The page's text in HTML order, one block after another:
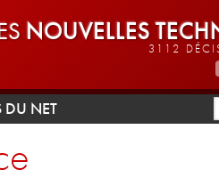
NOUVELLES
3112
DU NET